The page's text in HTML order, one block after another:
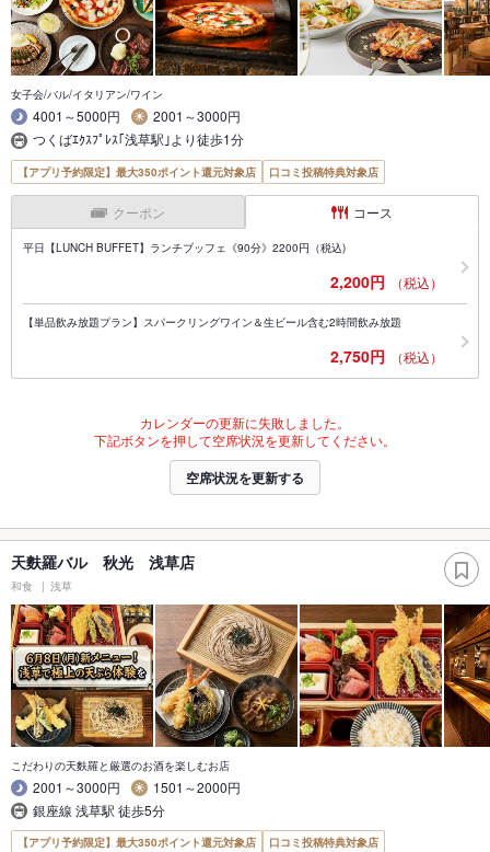
女子会/バル/イタリアン/ワイン
4001～5000円
2001～3000円
つくばｴｸｽﾌﾟﾚｽ｢浅草駅｣より徒歩1分
【アプリ予約限定】最大350ポイント還元対象店 口コミ投稿特典対象店
クーポン コース
平日【LUNCH BUFFET】ランチブッフェ《90分》2200円（税込)
2,200円 （税込）
【単品飲み放題プラン】スパークリングワイン＆生ビール含む2時間飲み放題
2,750円 （税込）
カレンダーの更新に失敗しました。
下記ボタンを押して空席状況を更新してください。
空席状況を更新する
天麩羅バル 秋光 浅草店
和食 浅草
こだわりの天麩羅と厳選のお酒を楽しむお店
2001～3000円
1501～2000円
銀座線 浅草駅 徒歩5分
【アプリ予約限定】最大350ポイント還元対象店
口コミ投稿特典対象店